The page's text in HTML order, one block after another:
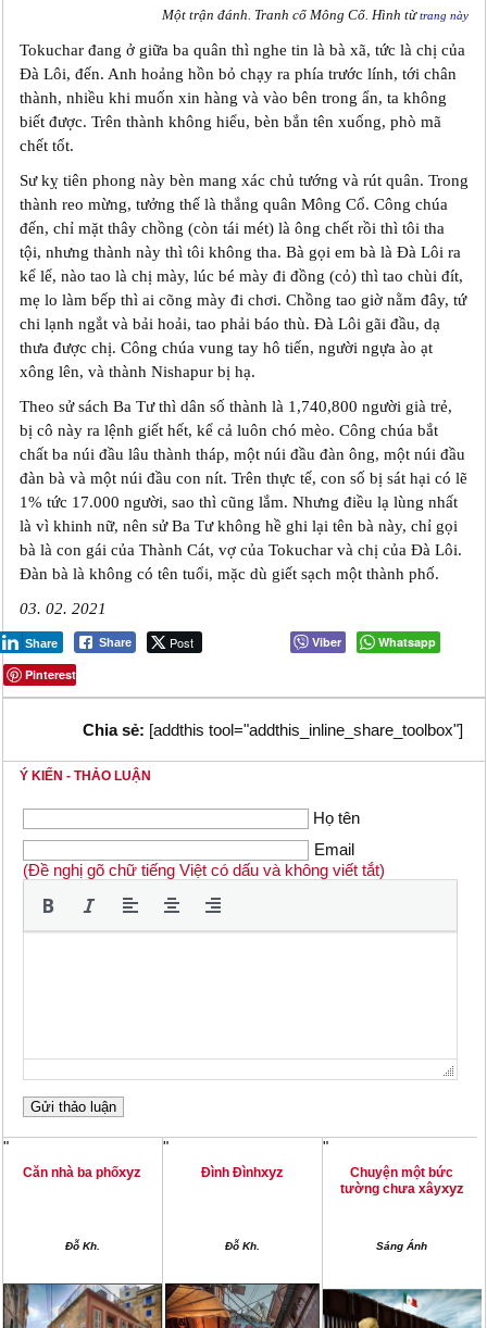
Một trận đánh. Tranh cổ Mông Cổ. Hình từtrang này
Tokuchar đang ở giữa ba quân thì nghe tin là bà xã, tức là chị của
Đà Lôi, đến. Anh hoảng hồn bỏ chạy ra phía trước lính, tới chân
thành, nhiều khi muốn xin hàng và vào bên trong ẩn, ta không
biết được. Trên thành không hiểu, bèn bắn tên xuống, phò mã
chết tốt.
Sư kỵ tiên phong này bèn mang xác chủ tướng và rút quân. Trong
thành reo mừng, tưởng thế là thắng quân Mông Cổ. Công chúa
đến, chỉ mặt thây chồng (còn tái mét) là ông chết rồi thì tôi tha
tội, nhưng thành này thì tôi không tha. Bà gọi em bà là Đà Lôi ra
kể lể, nào tao là chị mày, lúc bé mày đi đồng (cỏ) thì tao chùi đít,
mẹ lo làm bếp thì ai cõng mày đi chơi. Chồng tao giờ nằm đây, tứ
chi lạnh ngắt và bải hoải, tao phải báo thù. Đà Lôi gãi đầu, dạ
thưa được chị. Công chúa vung tay hô tiến, người ngựa ào ạt
xông lên, và thành Nishapur bị hạ.
Theo sử sách Ba Tư thì dân số thành là 1,740,800 người già trẻ,
bị cô này ra lệnh giết hết, kể cả luôn chó mèo. Công chúa bắt
chất ba núi đầu lâu thành tháp, một núi đầu đàn ông, một núi đầu
đàn bà và một núi đầu con nít. Trên thực tế, con số bị sát hại có lẽ
1% tức 17.000 người, sao thì cũng lắm. Nhưng điều lạ lùng nhất
là vì khinh nữ, nên sử Ba Tư không hề ghi lại tên bà này, chỉ gọi
bà là con gái của Thành Cát, vợ của Tokuchar và chị của Đà Lôi.
Đàn bà là không có tên tuổi, mặc dù giết sạch một thành phố.
03. 02. 2021
Share Post
Share Viber
Whatsapp
Pinterest
Chia sẻ: [addthis tool="addthis_inline_share_toolbox"]
Ý KIẾN - THẢO LUẬN
Họ tên
Email
(Đề nghị gõ chữ tiếng Việt có dấu và không viết tắt)
"
Căn nhà ba phốxyz
Đỗ Kh.
"
Đình Đìnhxyz
Đỗ Kh.
"
Chuyện một bức
tường chưa xâyxyz
Sáng Ánh